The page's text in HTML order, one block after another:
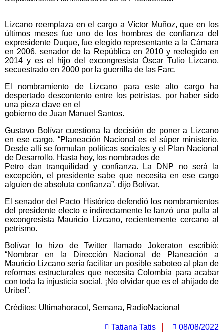
Lizcano reemplaza en el cargo a Víctor Muñoz, que en los
últimos meses fue uno de los hombres de confianza del
expresidente Duque, fue elegido representante a la Cámara
en 2006, senador de la República en 2010 y reelegido en
2014 y es el hijo del excongresista Óscar Tulio Lizcano,
secuestrado en 2000 por la guerrilla de las Farc.
El nombramiento de Lizcano para este alto cargo ha
despertado descontento entre los petristas, por haber sido
una pieza clave en el
gobierno de Juan Manuel Santos.
Gustavo Bolívar cuestiona la decisión de poner a Lizcano
en ese cargo, “Planeación Nacional es el súper ministerio.
Desde allí se formulan políticas sociales y el Plan Nacional
de Desarrollo. Hasta hoy, los nombrados de
Petro dan tranquilidad y confianza. La DNP no será la
excepción, el presidente sabe que necesita en ese cargo
alguien de absoluta confianza”, dijo Bolívar.
El senador del Pacto Histórico defendió los nombramientos
del presidente electo e indirectamente le lanzó una pulla al
excongresista Mauricio Lizcano, recientemente cercano al
petrismo.
Bolívar lo hizo de Twitter llamado Jokeraton escribió:
“Nombrar en la Dirección Nacional de Planeación a
Mauricio Lizcano sería facilitar un posible saboteo al plan de
reformas estructurales que necesita Colombia para acabar
con toda la injusticia social. ¡No olvidar que es el ahijado de
Uribe!”.
Créditos: Ultimahoracol, Semana, RadioNacional
Tatiana Tatis 08/08/2022